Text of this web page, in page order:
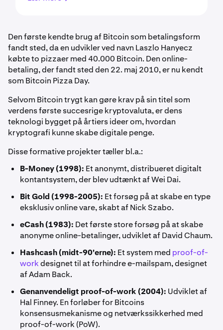
Den første kendte brug af Bitcoin som betalingsform
fandt sted, da en udvikler ved navn Laszlo Hanyecz
købte to pizzaer med 40.000 Bitcoin. Den online-
betaling, der fandt sted den 22. maj 2010, er nu kendt
som Bitcoin Pizza Day.
Selvom Bitcoin trygt kan gøre krav på sin titel som
verdens første succesrige kryptovaluta, er dens
teknologi bygget på årtiers ideer om, hvordan
kryptografi kunne skabe digitale penge.
Disse formative projekter tæller bl.a.:
B-Money (1998): Et anonymt, distribueret digitalt
kontantsystem, der blev udtænkt af Wei Dai.
Bit Gold (1998-2005): Et forsøg på at skabe en type
eksklusiv online vare, skabt af Nick Szabo.
eCash (1983): Det første store forsøg på at skabe
anonyme online-betalinger, udviklet af David Chaum.
Hashcash (midt-90'erne): Et system med proof-of-
workdesignet til at forhindre e-mailspam, designet
af Adam Back.
Genanvendeligt proof-of-work (2004): Udviklet af
Hal Finney. En forløber for Bitcoins
konsensusmekanisme og netværkssikkerhed med
proof-of-work (PoW).